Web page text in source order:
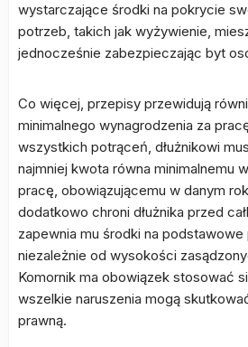
wystarczające środki na pokrycie
potrzeb, takich jak wyżywienie,
jednocześnie zabezpieczając byt
Co więcej, przepisy przewidują
minimalnego wynagrodzenia za
wszystkich potrąceń, dłużnikowi
najmniej kwota równa minimalnemu
pracę, obowiązującemu w danym
dodatkowo chroni dłużnika przed
zapewnia mu środki na
niezależnie od wysokości
Komornik ma obowiązek stosować
wszelkie naruszenia mogą
prawną.